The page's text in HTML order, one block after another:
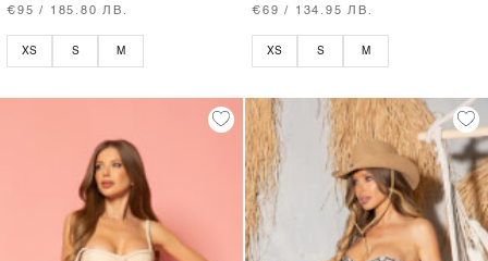
€95 / 185.80 ЛВ.
XS S M
€69 / 134.95 ЛВ.
XS S M